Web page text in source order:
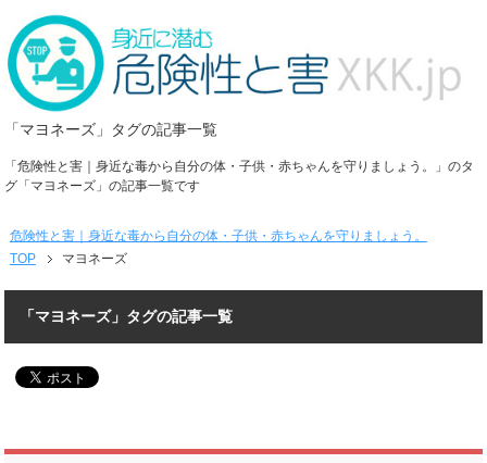
「マヨネーズ」タグの記事一覧
「危険性と害｜身近な毒から自分の体・子供・赤ちゃんを守りましょう。」のタ
グ「マヨネーズ」の記事一覧です
危険性と害｜身近な毒から自分の体・子供・赤ちゃんを守りましょう。
TOP
マヨネーズ
「マヨネーズ」タグの記事一覧